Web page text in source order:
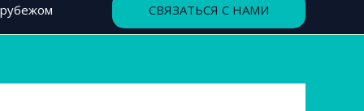
СВЯЗАТЬСЯ С НАМИ